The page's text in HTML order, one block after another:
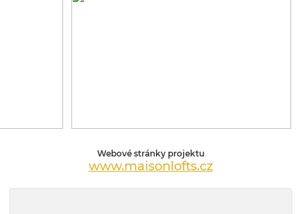
Webové stránky projektu
www.maisonlofts.cz